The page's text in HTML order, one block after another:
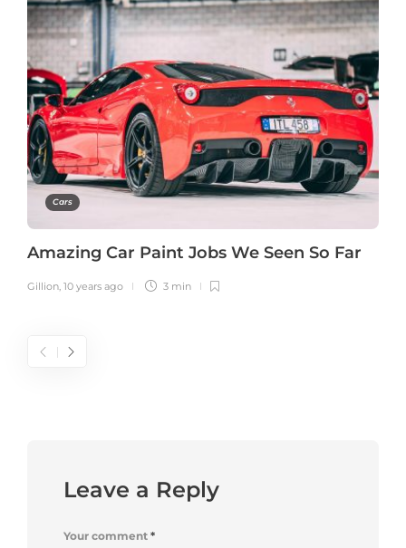
Cars
Amazing Car Paint Jobs We Seen So Far
Gillion 10 years ago 3 min
Leave a Reply
Your comment *